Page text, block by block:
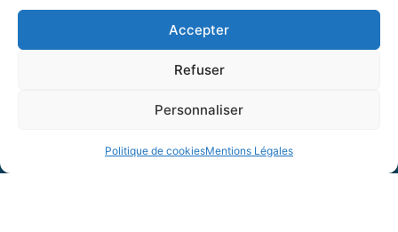
Accepter
Refuser
Personnaliser
Politique de cookiesMentions Légales
Formation - Habilitation électrique
Formation - Gestes et postures